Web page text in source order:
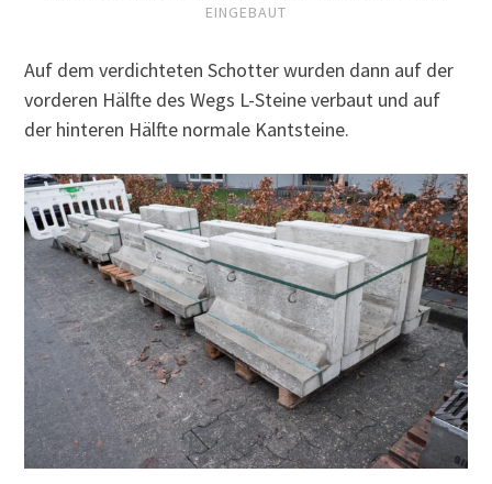
INGEBAUT
Auf dem verdichteten Schotter wurden dann auf der
vorderen Hälfte des Wegs L-Steine verbaut und auf
der hinteren Hälfte normale Kantsteine.